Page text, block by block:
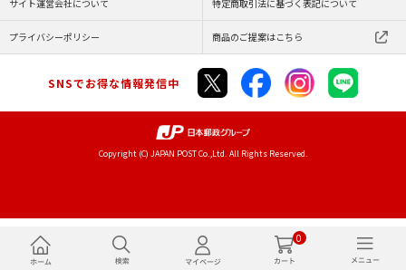
0
サイト運営会社について 特定商取引法に基づく表記について
プライバシーポリシー 商品のご提案はこちら
SNSでお得な情報発信中
Copyright (C) JAPAN POST Co.,Ltd. All Rights Reserved.